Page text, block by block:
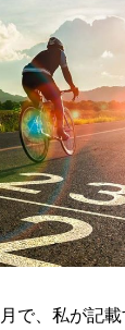
で、私が記